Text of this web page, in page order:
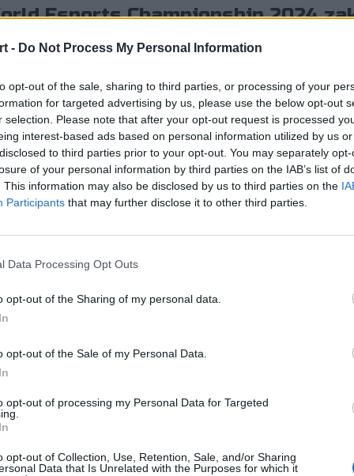
- Do Not Process My Personal Information
opt-out of the sale, sharing to third parties, or processing of your
for targeted advertising by us, please use the below opt-out
selection. Please note that after your opt-out request is processed
interest-based ads based on personal information utilized by us
to third parties prior to your opt-out. You may separately
of your personal information by third parties on the IAB’s list of
This information may also be disclosed by us to third parties on the
Participants that may further disclose it to other third parties.
Data Processing Opt Outs
opt-out of the Sharing of my personal data.
opt-out of the Sale of my Personal Data.
opt-out of processing my Personal Data for Targeted
opt-out of Collection, Use, Retention, Sale, and/or Sharing
Data that Is Unrelated with the Purposes for which it
Esports Championship 2024
przed nami faza
tytułu kontynuować będą
nie poznały jeszcze na IESF Female World Esports
a później również Danię. Wydaje się jednak, że z tak
na ich drodze stanie Szwecja, napędzana przez
też odnotować, że Szwedki akurat w Rijadzie już
i jej koleżankom powody do optymizmu. Optymizmu
błędy nie będzie.
Oto uczestniczki finałów ESL Impact League
IESF Female World Esports Championship
zawodów obrończynie tytułu z Holandii. Teraz na
Hiszpania. Swoją zwycięską serię spróbują
Naprzeciwko Marty "D7" Asensio i ekipy stanie
miecze ze wspomnianą już Danią, która przedwczoraj